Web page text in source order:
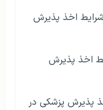
اخذ پذیرش
اخذ پذیرش
پذیرش پزشکی در